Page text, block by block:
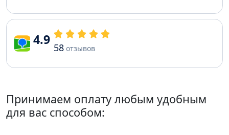
4.9 58 отзывов
Принимаем оплату любым удобным
для вас способом: